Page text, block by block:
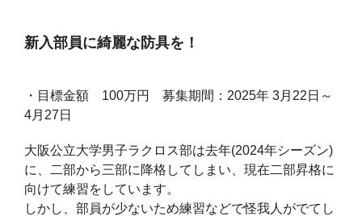
新入部員に綺麗な防具を！
・目標金額 100万円 募集期間：2025年 3月22日～
4月27日
大阪公立大学男子ラクロス部は去年(2024年シーズン)
に、二部から三部に降格してしまい、現在二部昇格に
向けて練習をしています。
しかし、部員が少ないため練習などで怪我人がでてし